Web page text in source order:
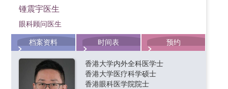
锺震宇医生
眼科顾问医生
档案资料 时间表 预约
香港大学内外全科医学士
香港大学医疗科学硕士
香港眼科医学院院士